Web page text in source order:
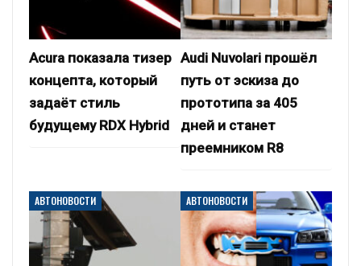
Acura показала тизер
концепта, который
задаёт стиль
будущему RDX Hybrid
Audi Nuvolari прошёл
путь от эскиза до
прототипа за 405
дней и станет
преемником R8
АВТОНОВОСТИ АВТОНОВОСТИ